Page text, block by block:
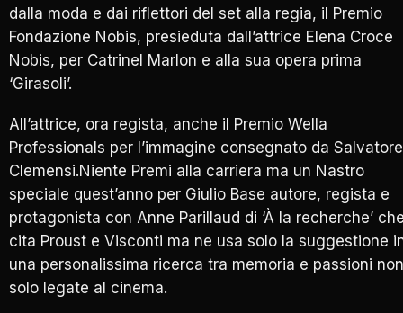
dalla moda e dai riflettori del set alla regia, il Premio
Fondazione Nobis, presieduta dall’attrice Elena Croce
Nobis, per Catrinel Marlon e alla sua opera prima
‘Girasoli’.
All’attrice, ora regista, anche il Premio Wella
Professionals per l’immagine consegnato da Salvatore
Clemensi.Niente Premi alla carriera ma un Nastro
speciale quest’anno per Giulio Base autore, regista e
protagonista con Anne Parillaud di ‘À la recherche’
cita Proust e Visconti ma ne usa solo la suggestione
una personalissima ricerca tra memoria e passioni non
solo legate al cinema.